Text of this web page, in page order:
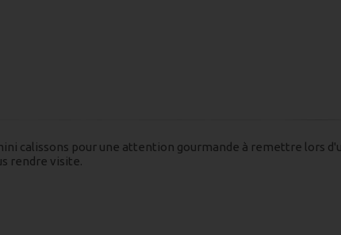
calissons pour une attention gourmande à remettre lors
rendre visite.